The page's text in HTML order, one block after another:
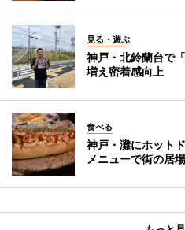
見る・遊ぶ
神戸・北鈴蘭台で
増え密着感向上
食べる
神戸・灘にホット
メニューで街の居